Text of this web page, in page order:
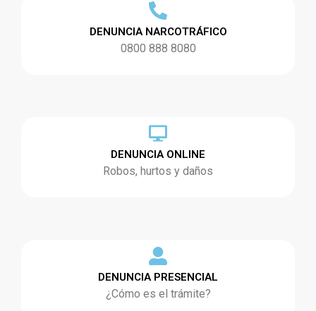
DENUNCIA NARCOTRÁFICO
0800 888 8080
DENUNCIA ONLINE
Robos, hurtos y daños
DENUNCIA PRESENCIAL
¿Cómo es el trámite?